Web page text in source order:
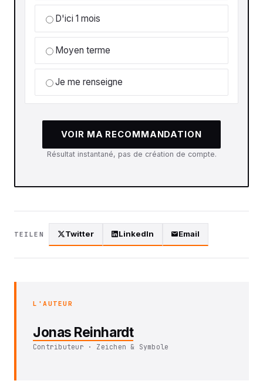
D'ici 1 mois
Moyen terme
Je me renseigne
VOIR MA RECOMMANDATION
Résultat instantané, pas de création de compte.
TEILEN Twitter LinkedIn Email
L'AUTEUR
Jonas Reinhardt
Contributeur · Zeichen & Symbole